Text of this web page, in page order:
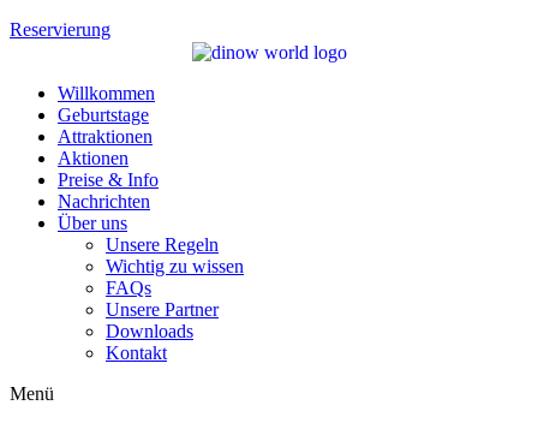
Reservierung
Willkommen
Geburtstage
Attraktionen
Aktionen
Preise & Info
Nachrichten
Über uns
Unsere Regeln
Wichtig zu wissen
FAQs
Unsere Partner
Downloads
Kontakt
Menü